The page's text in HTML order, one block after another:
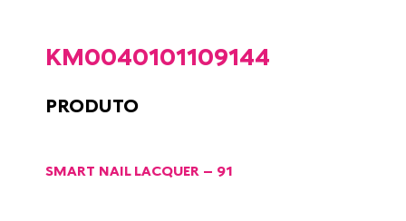
KM0040101109144
PRODUTO
SMART NAIL LACQUER – 91